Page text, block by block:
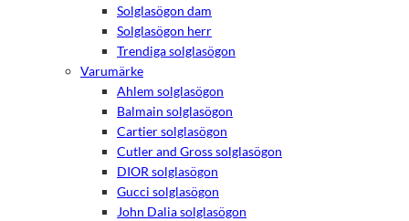
Solglasögon dam
Solglasögon herr
Trendiga solglasögon
Varumärke
Ahlem solglasögon
Balmain solglasögon
Cartier solglasögon
Cutler and Gross solglasögon
DIOR solglasögon
Gucci solglasögon
John Dalia solglasögon